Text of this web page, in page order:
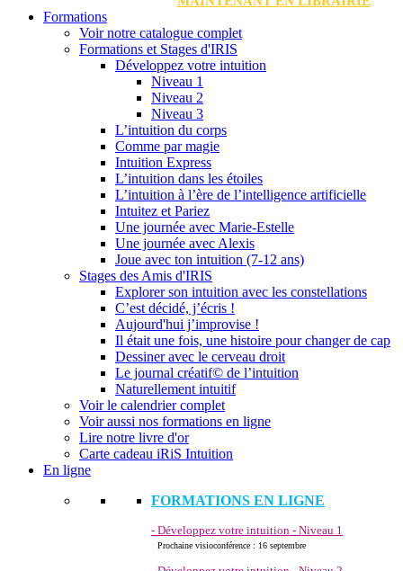
Formations
Voir notre catalogue complet
Formations et Stages d'IRIS
Développez votre intuition
Niveau 1
Niveau 2
Niveau 3
L’intuition du corps
Comme par magie
Intuition Express
L’intuition dans les étoiles
L’intuition à l’ère de l’intelligence artificielle
Intuitez et Pariez
Une journée avec Marie-Estelle
Une journée avec Alexis
Joue avec ton intuition (7-12 ans)
Stages des Amis d'IRIS
Explorer son intuition avec les constellations
C’est décidé, j’écris !
Aujourd'hui j’improvise !
Il était une fois, une histoire pour changer de cap
Dessiner avec le cerveau droit
Le journal créatif© de l’intuition
Naturellement intuitif
Voir le calendrier complet
Voir aussi nos formations en ligne
Lire notre livre d'or
Carte cadeau iRiS Intuition
En ligne
FORMATIONS EN LIGNE
- Développez votre intuition - Niveau 1
Prochaine visioconférence : 16 septembre